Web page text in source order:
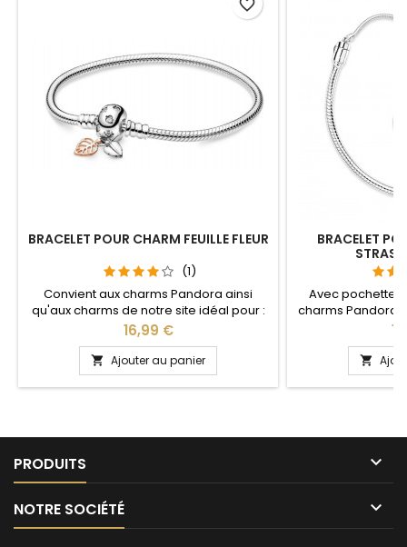
BRACELET POUR CHARM FEUILLE FLEUR
(1)
Convient aux charms Pandora ainsi
qu'aux charms de notre site idéal pour :
Noël, Saint Valentin, anniversaire,
anniversaire de mariage Pour la
dimensions nous conseillons 2cm en
plus par rapport à la circonférence de
votre poignet
Prix
16,99 €
 Ajouter au panier
favorite_border
BRACELET
Avec pochette
charms Pandora
notre site idéal
anniversaire,
partie
pour passer
pression sur le

PRODUITS 
NOTRE SOCIÉTÉ 